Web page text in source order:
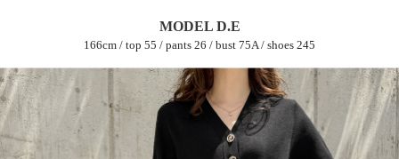
MODEL D.E
166cm / top 55 / pants 26 / bust 75A / shoes 245